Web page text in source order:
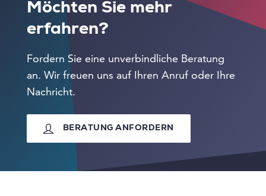
Möchten Sie mehr
erfahren?
Fordern Sie eine unverbindliche Beratung
an. Wir freuen uns auf Ihren Anruf oder Ihre
Nachricht.
BERATUNG ANFORDERN